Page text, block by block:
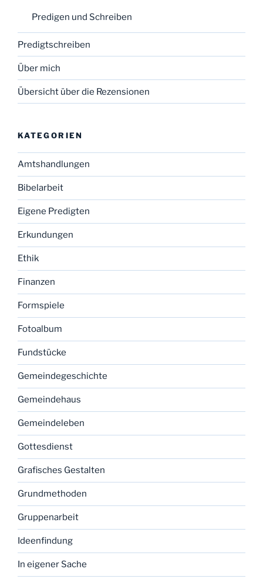
Predigen und Schreiben
Predigtschreiben
Über mich
Übersicht über die Rezensionen
KATEGORIEN
Amtshandlungen
Bibelarbeit
Eigene Predigten
Erkundungen
Ethik
Finanzen
Formspiele
Fotoalbum
Fundstücke
Gemeindegeschichte
Gemeindehaus
Gemeindeleben
Gottesdienst
Grafisches Gestalten
Grundmethoden
Gruppenarbeit
Ideenfindung
In eigener Sache